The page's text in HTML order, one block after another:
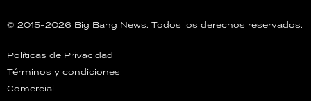
© 2015-2026 Big Bang News. Todos los derechos reservados.
Políticas de Privacidad
Términos y condiciones
Comercial